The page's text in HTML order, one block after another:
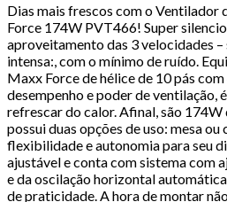
Dias mais frescos com o Ventilador
Force 174W PVT466! Super
aproveitamento das 3 velocidades –
intensa:, com o mínimo de ruído.
Maxx Force de hélice de 10 pás
desempenho e poder de ventilação,
refrescar do calor. Afinal, são
possui duas opções de uso: mesa
flexibilidade e autonomia para seu
ajustável e conta com sistema com
e da oscilação horizontal
de praticidade. A hora de montar